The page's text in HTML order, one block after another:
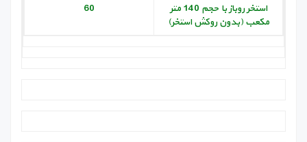
استخر روباز با حجم 140 متر
مکعب (بدون روکش استخر)
60